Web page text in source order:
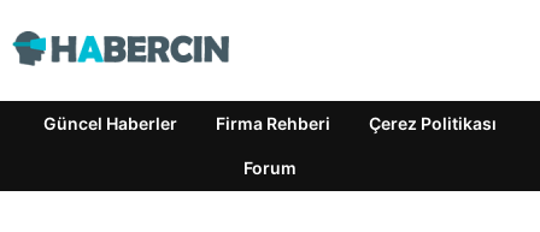
Güncel Haberler Firma Rehberi Çerez Politikası
Forum